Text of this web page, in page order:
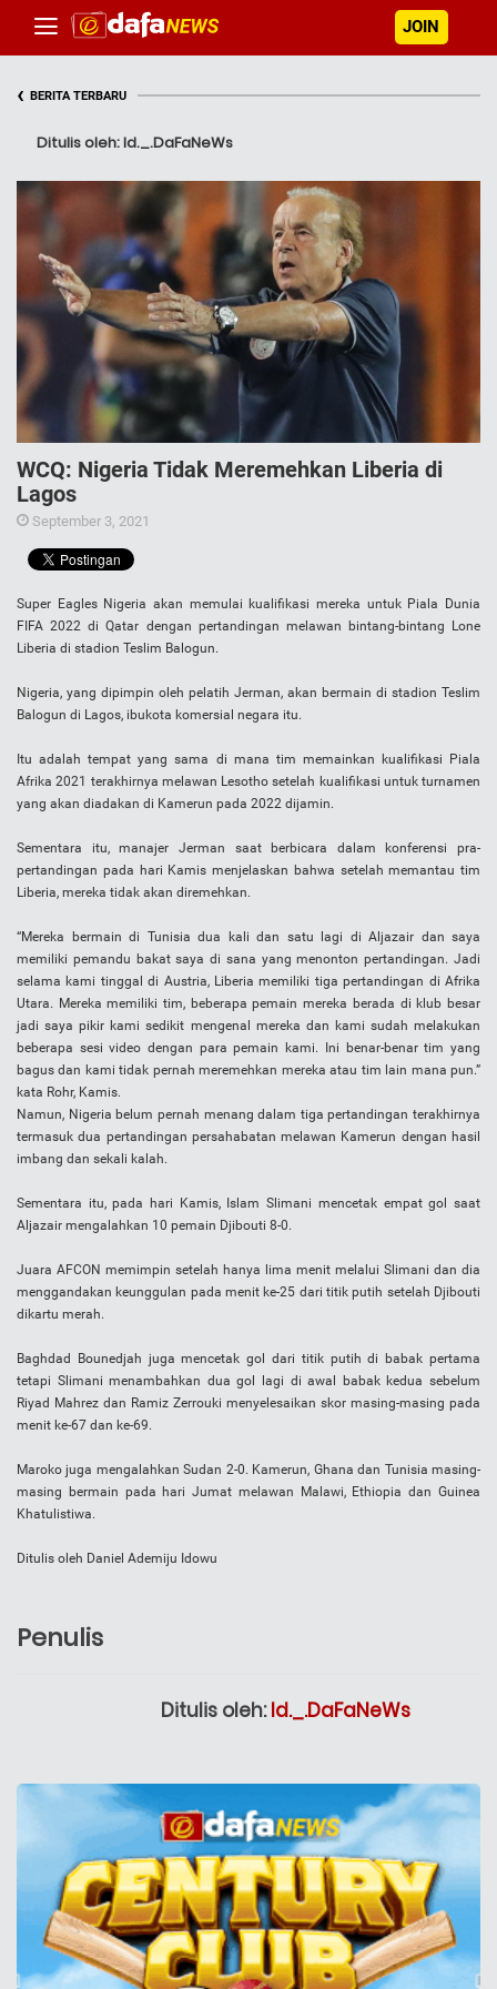
JOIN
‹ BERITA TERBARU
Ditulis oleh: Id._.DaFaNeWs
WCQ: Nigeria Tidak Meremehkan Liberia di
Lagos
September 3, 2021
Super Eagles Nigeria akan memulai kualifikasi mereka untuk Piala Dunia
FIFA 2022 di Qatar dengan pertandingan melawan bintang-bintang Lone
Liberia di stadion Teslim Balogun.
Nigeria, yang dipimpin oleh pelatih Jerman, akan bermain di stadion Teslim
Balogun di Lagos, ibukota komersial negara itu.
Itu adalah tempat yang sama di mana tim memainkan kualifikasi Piala
Afrika 2021 terakhirnya melawan Lesotho setelah kualifikasi untuk turnamen
yang akan diadakan di Kamerun pada 2022 dijamin.
Sementara itu, manajer Jerman saat berbicara dalam konferensi pra-
pertandingan pada hari Kamis menjelaskan bahwa setelah memantau tim
Liberia, mereka tidak akan diremehkan.
“Mereka bermain di Tunisia dua kali dan satu lagi di Aljazair dan saya
memiliki pemandu bakat saya di sana yang menonton pertandingan. Jadi
selama kami tinggal di Austria, Liberia memiliki tiga pertandingan di Afrika
Utara. Mereka memiliki tim, beberapa pemain mereka berada di klub besar
jadi saya pikir kami sedikit mengenal mereka dan kami sudah melakukan
beberapa sesi video dengan para pemain kami. Ini benar-benar tim yang
bagus dan kami tidak pernah meremehkan mereka atau tim lain mana pun.”
kata Rohr, Kamis.
Namun, Nigeria belum pernah menang dalam tiga pertandingan terakhirnya
termasuk dua pertandingan persahabatan melawan Kamerun dengan hasil
imbang dan sekali kalah.
Sementara itu, pada hari Kamis, Islam Slimani mencetak empat gol saat
Aljazair mengalahkan 10 pemain Djibouti 8-0.
Juara AFCON memimpin setelah hanya lima menit melalui Slimani dan dia
menggandakan keunggulan pada menit ke-25 dari titik putih setelah Djibouti
dikartu merah.
Baghdad Bounedjah juga mencetak gol dari titik putih di babak pertama
tetapi Slimani menambahkan dua gol lagi di awal babak kedua sebelum
Riyad Mahrez dan Ramiz Zerrouki menyelesaikan skor masing-masing pada
menit ke-67 dan ke-69.
Maroko juga mengalahkan Sudan 2-0. Kamerun, Ghana dan Tunisia masing-
masing bermain pada hari Jumat melawan Malawi, Ethiopia dan Guinea
Khatulistiwa.
Ditulis oleh Daniel Ademiju Idowu
Penulis
Ditulis oleh:Id._.DaFaNeWs